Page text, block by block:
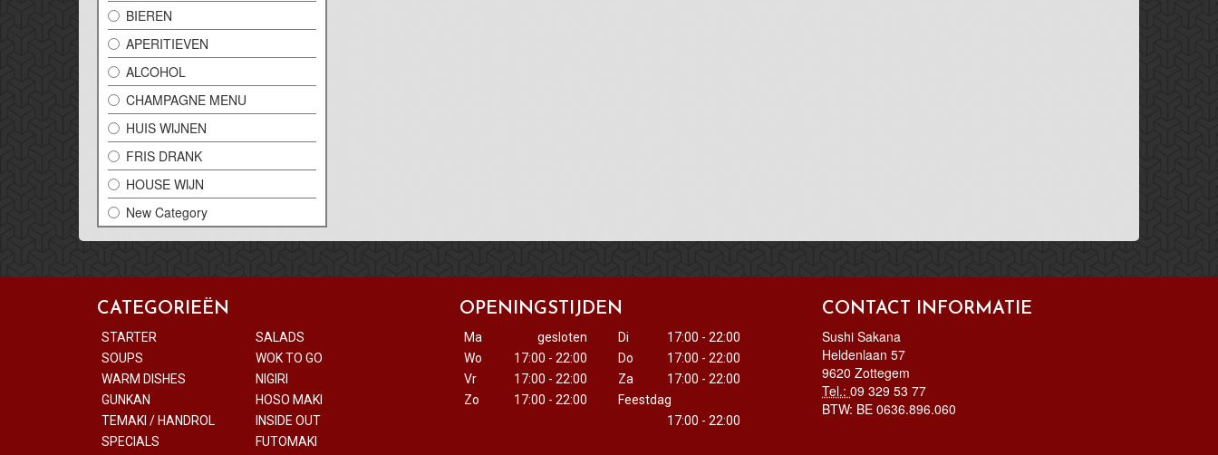
BIEREN
APERITIEVEN
ALCOHOL
CHAMPAGNE MENU
HUIS WIJNEN
FRIS DRANK
HOUSE WIJN
New Category
CATEGORIEËN
STARTER
SALADS
SOUPS
WOK TO GO
WARM DISHES
NIGIRI
GUNKAN
HOSO MAKI
TEMAKI / HANDROL
INSIDE OUT
SPECIALS
FUTOMAKI
OPENINGSTIJDEN
Ma gesloten Di
17:00 - 22:00
Wo
17:00 - 22:00 Do
17:00 - 22:00
Vr
17:00 - 22:00 Za
17:00 - 22:00
Zo
17:00 - 22:00
Feestdag
17:00 - 22:00
CONTACT INFORMATIE
Sushi Sakana
Heldenlaan 57
9620 Zottegem
Tel.: 09 329 53 77
BTW: BE 0636.896.060